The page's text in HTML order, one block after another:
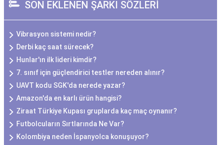
SON EKLENEN ŞARKI SÖZLERİ
Vibrasyon sistemi nedir?
Derbi kaç saat sürecek?
Hunlar'ın ilk lideri kimdir?
7. sınıf için güçlendirici testler nereden alınır?
UAVT kodu SGK'da nerede yazar?
Amazon'da en karlı ürün hangisi?
Ziraat Türkiye Kupası gruplarda kaç maç oynanır?
Futbolcuların Sırtlarında Ne Var?
Kolombiya neden İspanyolca konuşuyor?